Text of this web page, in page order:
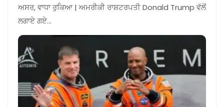
ਅਸਰ, ਵਾਧਾ ਰੁਕਿਆ | ਅਮਰੀਕੀ ਰਾਸ਼ਟਰਪਤੀ Donald Trump ਵੱਲੋਂ
ਲਗਾਏ ਗਏ…